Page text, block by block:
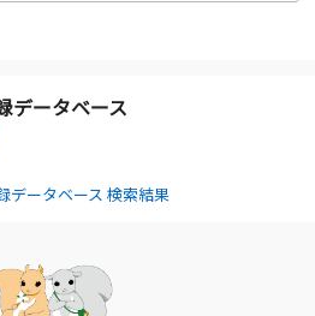
データベース
データベース 検索結果